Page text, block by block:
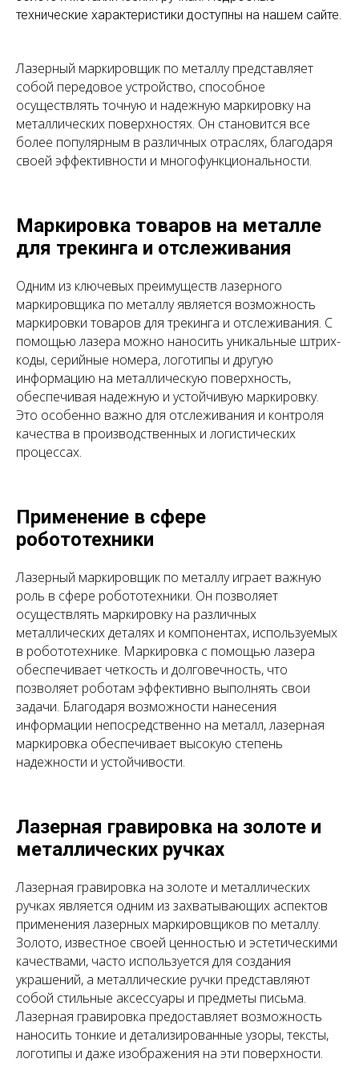
технические характеристики доступны на нашем сайте.
Лазерный маркировщик по металлу представляет
собой передовое устройство, способное
осуществлять точную и надежную маркировку на
металлических поверхностях. Он становится все
более популярным в различных отраслях, благодаря
своей эффективности и многофункциональности.
Маркировка товаров на металле
для трекинга и отслеживания
Одним из ключевых преимуществ лазерного
маркировщика по металлу является возможность
маркировки товаров для трекинга и отслеживания. С
помощью лазера можно наносить уникальные штрих-
коды, серийные номера, логотипы и другую
информацию на металлическую поверхность,
обеспечивая надежную и устойчивую маркировку.
Это особенно важно для отслеживания и контроля
качества в производственных и логистических
процессах.
Применение в сфере
робототехники
Лазерный маркировщик по металлу играет важную
роль в сфере робототехники. Он позволяет
осуществлять маркировку на различных
металлических деталях и компонентах, используемых
в робототехнике. Маркировка с помощью лазера
обеспечивает четкость и долговечность, что
позволяет роботам эффективно выполнять свои
задачи. Благодаря возможности нанесения
информации непосредственно на металл, лазерная
маркировка обеспечивает высокую степень
надежности и устойчивости.
Лазерная гравировка на золоте и
металлических ручках
Лазерная гравировка на золоте и металлических
ручках является одним из захватывающих аспектов
применения лазерных маркировщиков по металлу.
Золото, известное своей ценностью и эстетическими
качествами, часто используется для создания
украшений, а металлические ручки представляют
собой стильные аксессуары и предметы письма.
Лазерная гравировка предоставляет возможность
наносить тонкие и детализированные узоры, тексты,
логотипы и даже изображения на эти поверхности.